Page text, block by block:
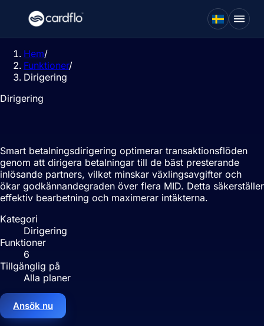
Hem/
Funktioner/
Dirigering
Dirigering
Smart betalningsdirigering optimerar transaktionsflöden
genom att dirigera betalningar till de bäst presterande
inlösande partners, vilket minskar växlingsavgifter och
ökar godkännandegraden över flera MID. Detta säkerställer
effektiv bearbetning och maximerar intäkterna.
Kategori
Dirigering
Funktioner
6
Tillgänglig på
Alla planer
Ansök nu